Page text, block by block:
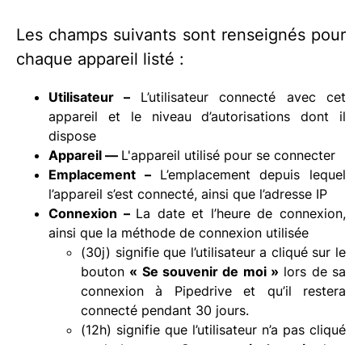
Les champs suivants sont renseignés pour
chaque appareil listé :
Utilisateur – L’utilisateur connecté avec cet
appareil et le niveau d’autorisations dont il
dispose
Appareil — L'appareil utilisé pour se connecter
Emplacement – L’emplacement depuis lequel
l’appareil s’est connecté, ainsi que l’adresse IP
Connexion – La date et l’heure de connexion,
ainsi que la méthode de connexion utilisée
(30j) signifie que l’utilisateur a cliqué sur le
bouton « Se souvenir de moi » lors de sa
connexion à Pipedrive et qu’il restera
connecté pendant 30 jours.
(12h) signifie que l’utilisateur n’a pas cliqué